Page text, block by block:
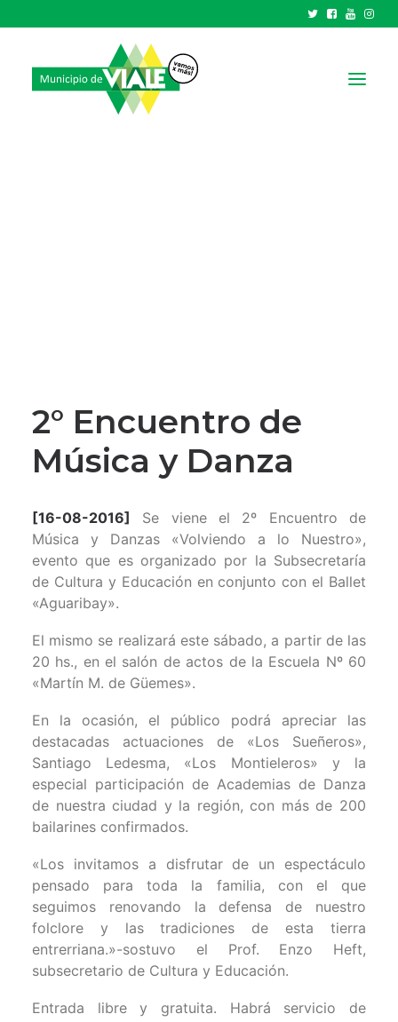
2° Encuentro de
Música y Danza
[16-08-2016] Se viene el 2º Encuentro de
Música y Danzas «Volviendo a lo Nuestro»,
evento que es organizado por la Subsecretaría
de Cultura y Educación en conjunto con el Ballet
«Aguaribay».
El mismo se realizará este sábado, a partir de las
20 hs., en el salón de actos de la Escuela Nº 60
«Martín M. de Güemes».
En la ocasión, el público podrá apreciar las
destacadas actuaciones de «Los Sueñeros»,
Santiago Ledesma, «Los Montieleros» y la
especial participación de Academias de Danza
de nuestra ciudad y la región, con más de 200
bailarines confirmados.
«Los invitamos a disfrutar de un espectáculo
pensado para toda la familia, con el que
seguimos renovando la defensa de nuestro
folclore y las tradiciones de esta tierra
entrerriana.»-sostuvo el Prof. Enzo Heft,
subsecretario de Cultura y Educación.
Entrada libre y gratuita. Habrá servicio de